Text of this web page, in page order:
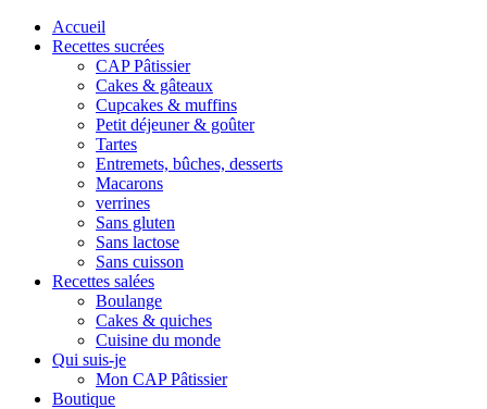
Accueil
Recettes sucrées
CAP Pâtissier
Cakes & gâteaux
Cupcakes & muffins
Petit déjeuner & goûter
Tartes
Entremets, bûches, desserts
Macarons
verrines
Sans gluten
Sans lactose
Sans cuisson
Recettes salées
Boulange
Cakes & quiches
Cuisine du monde
Qui suis-je
Mon CAP Pâtissier
Boutique